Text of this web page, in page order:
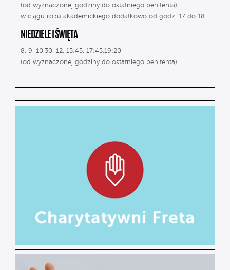
(od wyznaczonej godziny do ostatniego penitenta);
w ciągu roku akademickiego dodatkowo od godz. 17 do 18.
NIEDZIELE I ŚWIĘTA
8, 9, 10.30, 12, 15:45, 17:45,19:20
(od wyznaczonej godziny do ostatniego penitenta)